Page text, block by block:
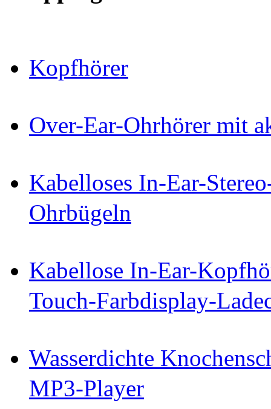
Kopfhörer
Over-Ear-Ohrhörer mit
Kabelloses In-Ear-
Ohrbügeln
Kabellose In-Ear-
Touch-Farbdisplay-
Wasserdichte
MP3-Player